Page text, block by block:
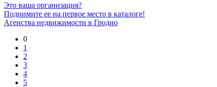
Это ваша организация?
Поднимите ее на первое место в каталоге!
Агенства недвижимости в Гродно
0
1
2
3
4
5